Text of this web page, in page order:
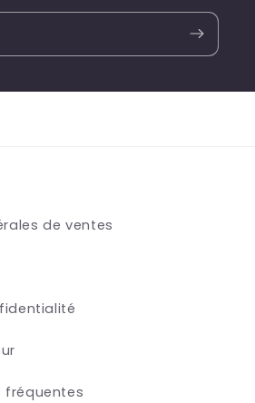
de ventes
fréquentes